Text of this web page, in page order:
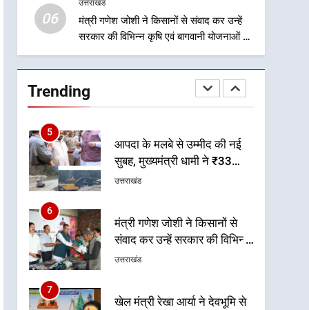
06
उत्तराखंड
मंत्री गणेश जोशी ने किसानों से संवाद कर उन्हें
सरकार की विभिन्न कृषि एवं बागवानी योजनाओं का
अधिक से अधिक लाभ उठाने का आह्वान किया
Trending
आपातकालीन सेवाओं की बनी
मजबूत व्यवस्था
उत्तराखंड
4
मुख्यमंत्री धामी के नेतृत्व में मसूरी
बन रही विकास और पर्यटन का नया
5
आपदा के मलबे से उम्मीद की नई
सुबह, मुख्यमंत्री धामी ने ₹33
करोड़ के विकास और राहत कार्यों
उत्तराखंड
6
मंत्री गणेश जोशी ने किसानों से
संवाद कर उन्हें सरकार की विभिन्न
कृषि एवं बागवानी योजनाओं का
उत्तराखंड
7
खेल मंत्री रेखा आर्या ने देवभूमि से